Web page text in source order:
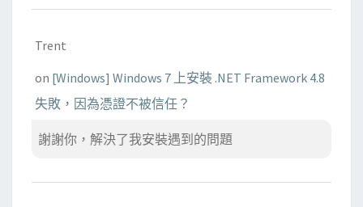
Trent
on [Windows] Windows 7 上安裝 .NET Framework 4.8
失敗，因為憑證不被信任？
謝謝你，解決了我安裝遇到的問題